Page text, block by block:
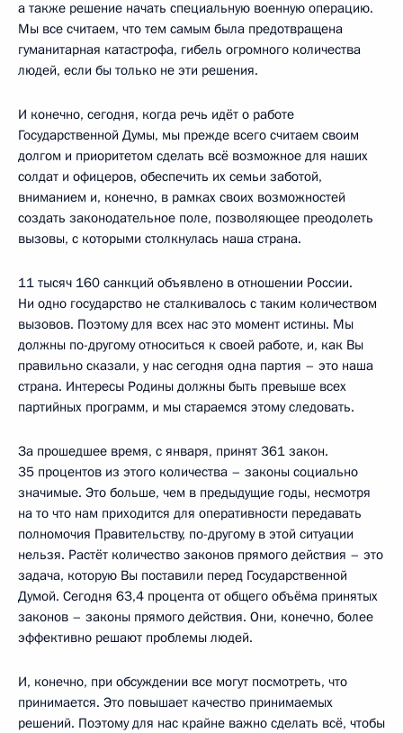
а также решение начать специальную военную операцию.
Мы все считаем, что тем самым была предотвращена
гуманитарная катастрофа, гибель огромного количества
людей, если бы только не эти решения.
И конечно, сегодня, когда речь идёт о работе
Государственной Думы, мы прежде всего считаем своим
долгом и приоритетом сделать всё возможное для наших
солдат и офицеров, обеспечить их семьи заботой,
вниманием и, конечно, в рамках своих возможностей
создать законодательное поле, позволяющее преодолеть
вызовы, с которыми столкнулась наша страна.
11 тысяч 160 санкций объявлено в отношении России.
Ни одно государство не сталкивалось с таким количеством
вызовов. Поэтому для всех нас это момент истины. Мы
должны по-другому относиться к своей работе, и, как Вы
правильно сказали, у нас сегодня одна партия – это наша
страна. Интересы Родины должны быть превыше всех
партийных программ, и мы стараемся этому следовать.
За прошедшее время, с января, принят 361 закон.
35 процентов из этого количества – законы социально
значимые. Это больше, чем в предыдущие годы, несмотря
на то что нам приходится для оперативности передавать
полномочия Правительству, по-другому в этой ситуации
нельзя. Растёт количество законов прямого действия – это
задача, которую Вы поставили перед Государственной
Думой. Сегодня 63,4 процента от общего объёма принятых
законов – законы прямого действия. Они, конечно, более
эффективно решают проблемы людей.
И, конечно, при обсуждении все могут посмотреть, что
принимается. Это повышает качество принимаемых
решений. Поэтому для нас крайне важно сделать всё, чтобы